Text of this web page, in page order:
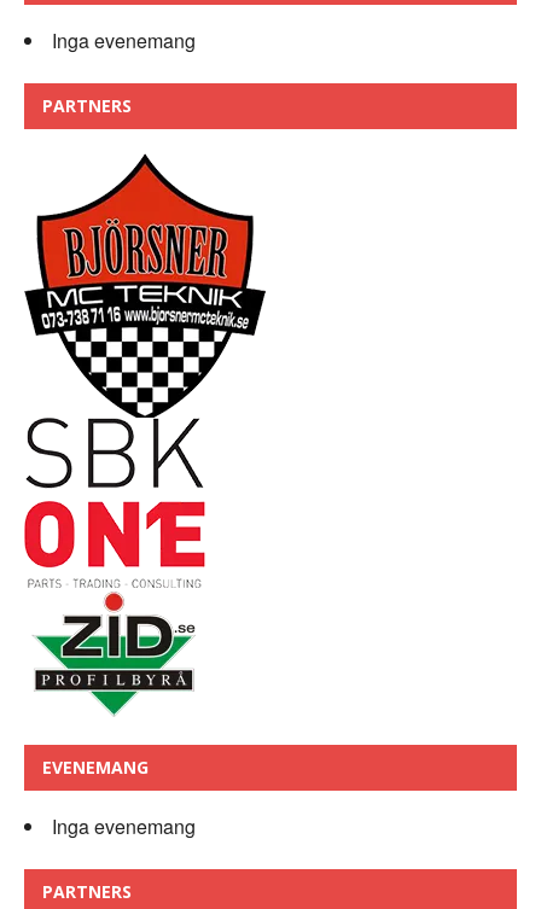
Inga evenemang
PARTNERS
EVENEMANG
Inga evenemang
PARTNERS